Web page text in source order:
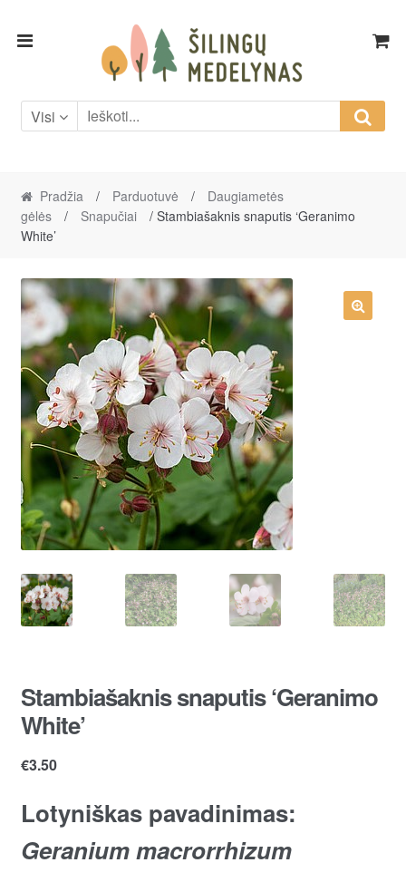
Skip
Skip
Visi
Pradžia / Parduotuvė /
Daugiametės
gėlės
/ Snapučiai
/ Stambiašaknis snaputis ‘Geranimo
White’
Stambiašaknis snaputis ‘Geranimo
White’
€3.50
Lotyniškas pavadinimas:
Geranium macrorrhizum